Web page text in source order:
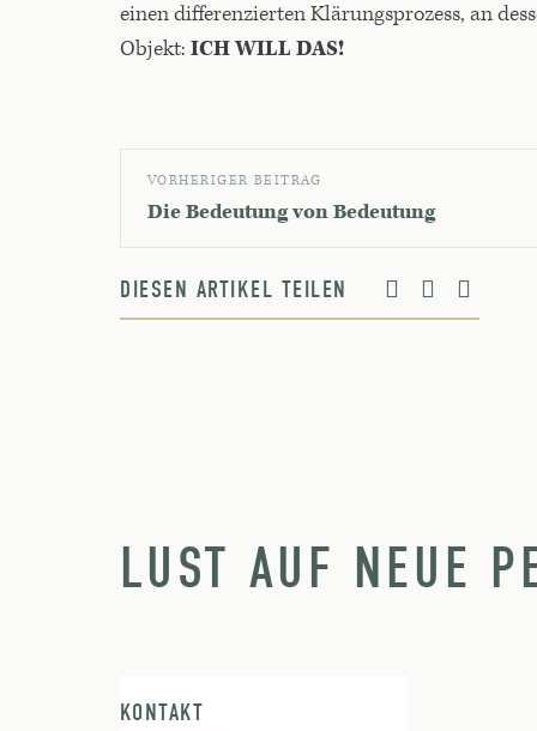
einen differenzierten Klärungsprozess, an
Objekt: ICH WILL DAS!
VORHERIGER BEITRAG
Die Bedeutung von Bedeutung
DIESEN ARTIKEL TEILEN
LUST AUF NEUE
KONTAKT